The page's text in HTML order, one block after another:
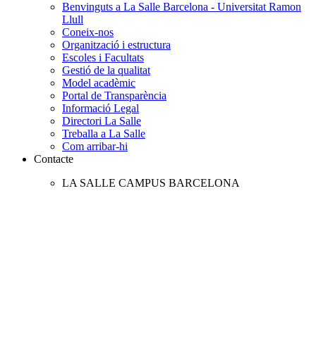
Benvinguts a La Salle Barcelona - Universitat Ramon
Llull
Coneix-nos
Organització i estructura
Escoles i Facultats
Gestió de la qualitat
Model acadèmic
Portal de Transparència
Informació Legal
Directori La Salle
Treballa a La Salle
Com arribar-hi
Contacte
LA SALLE CAMPUS BARCELONA